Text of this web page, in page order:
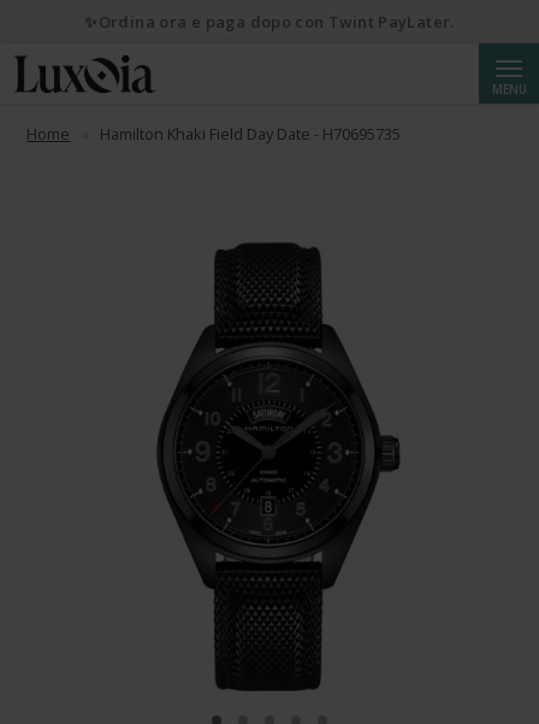
MENU
Home Hamilton Khaki Field Day Date - H70695735
✨Ordina ora e paga dopo con Twint PayLater.